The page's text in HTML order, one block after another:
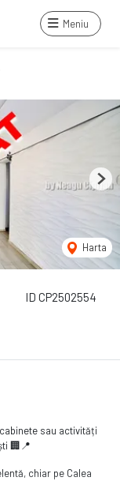
Meniu
ID CP2502554
Harta
Next
sau activități
🏢📍
chiar pe Calea